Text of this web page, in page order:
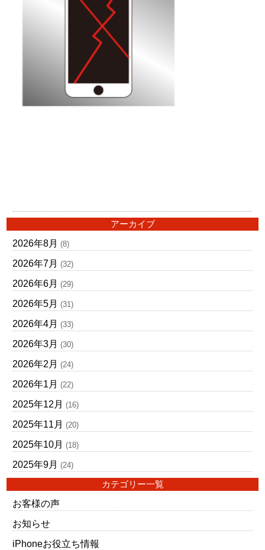
アーカイブ
2026年8月 (8)
2026年7月 (32)
2026年6月 (29)
2026年5月 (31)
2026年4月 (33)
2026年3月 (30)
2026年2月 (24)
2026年1月 (22)
2025年12月 (16)
2025年11月 (20)
2025年10月 (18)
2025年9月 (24)
カテゴリー一覧
お客様の声
お知らせ
iPhoneお役立ち情報